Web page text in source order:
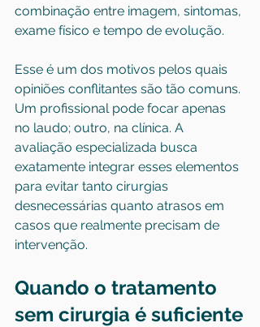
combinação entre imagem, sintomas,
exame físico e tempo de evolução.
Esse é um dos motivos pelos quais
opiniões conflitantes são tão comuns.
Um profissional pode focar apenas
no laudo; outro, na clínica. A
avaliação especializada busca
exatamente integrar esses elementos
para evitar tanto cirurgias
desnecessárias quanto atrasos em
casos que realmente precisam de
intervenção.
Quando o tratamento
sem cirurgia é suficiente